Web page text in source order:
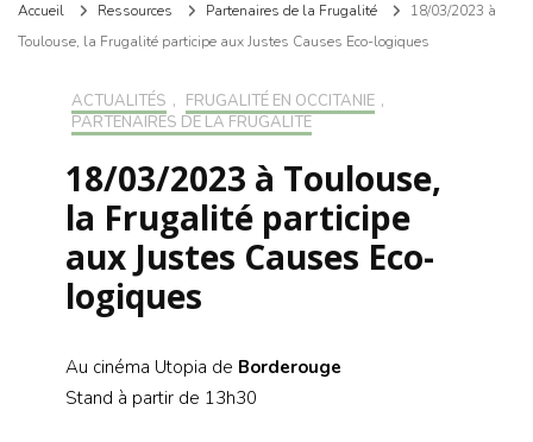
Accueil Ressources Partenaires de la Frugalité
18/03/2023 à
Toulouse, la Frugalité participe aux Justes Causes Eco-logiques
ACTUALITÉS , FRUGALITÉ EN OCCITANIE ,
PARTENAIRES DE LA FRUGALITÉ
18/03/2023 à Toulouse,
la Frugalité participe
aux Justes Causes Eco-
logiques
Au cinéma Utopia de Borderouge
Stand à partir de 13h30